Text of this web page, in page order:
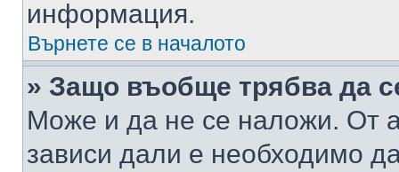
информация.
Върнете се в началото
» Защо въобще трябва да
Може и да не се наложи. От
зависи дали е необходимо